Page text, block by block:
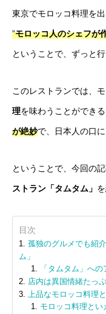
東京でモロッコ料理を
”モロッコ人のシェフが
ということで、ずっと
このレストランでは、
理を味わうことができ
が絶妙で、日本人の口に
ということで、今回の
ストラン「タムタム」
目次
孤独のグルメでも紹
ム」
「タムタム」への
店内は異国情緒たっぷ
上品なモロッコ料理
モロッコ料理とい